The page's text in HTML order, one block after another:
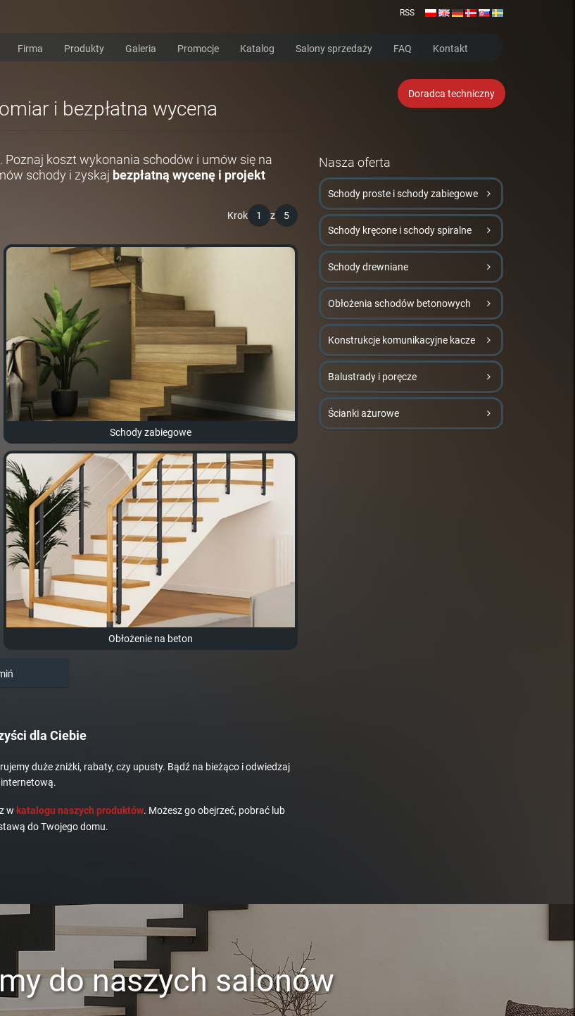
RSS
Firma Produkty Galeria Promocje Katalog Salony sprzedaży FAQ Kontakt
Doradca techniczny
i bezpłatna wycena
Poznaj koszt wykonania schodów i umów się na
schody i zyskaj bezpłatną wycenę i projekt
Krok 1 z 5
Schody zabiegowe
Obłożenie na beton
dla Ciebie
duże zniżki, rabaty, czy upusty. Bądź na bieżąco i odwiedzaj
w katalogu naszych produktów. Możesz go obejrzeć, pobrać lub
do Twojego domu.
Nasza oferta
Schody proste i schody zabiegowe
Schody kręcone i schody spiralne
Schody drewniane
Obłożenia schodów betonowych
Konstrukcje komunikacyjne kacze
Balustrady i poręcze
Ścianki ażurowe
do naszych salonów